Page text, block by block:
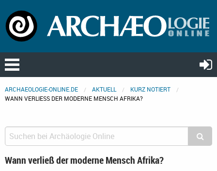
ARCHAEOLOGIE-ONLINE.DE AKTUELL
KURZ NOTIERT
WANN VERLIESS DER MODERNE MENSCH AFRIKA?
Wann verließ der moderne Mensch Afrika?